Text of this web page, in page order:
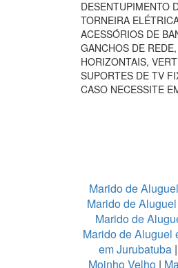
DESENTUPIMENTO
TORNEIRA
ACESSÓRIOS DE
GANCHOS DE
HORIZONTAIS,
SUPORTES DE TV
CASO NECESSITE
Marido de
Marido de
Marido de
Marido de Aluguel
em Jurubatuba|
Moinho Velho |